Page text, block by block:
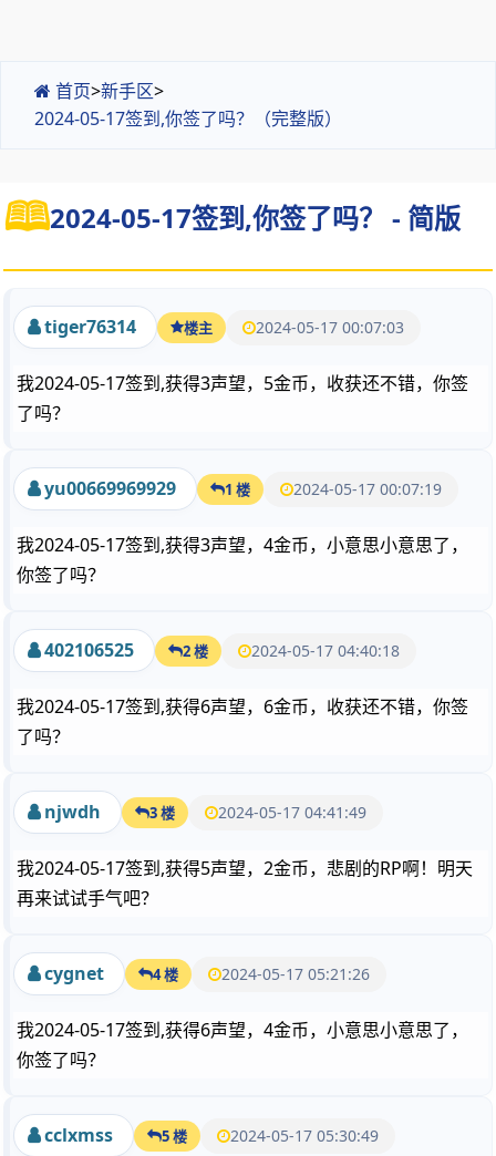
首页>新手区>
2024-05-17签到,你签了吗？（完整版）
2024-05-17签到,你签了吗？ - 简版
tiger76314 楼主 2024-05-17 00:07:03
我2024-05-17签到,获得3声望，5金币，收获还不错，你签
了吗？
yu00669969929 1 楼 2024-05-17 00:07:19
我2024-05-17签到,获得3声望，4金币，小意思小意思了，
你签了吗？
402106525 2 楼 2024-05-17 04:40:18
我2024-05-17签到,获得6声望，6金币，收获还不错，你签
了吗？
njwdh 3 楼 2024-05-17 04:41:49
我2024-05-17签到,获得5声望，2金币，悲剧的RP啊！明天
再来试试手气吧？
cygnet 4 楼 2024-05-17 05:21:26
我2024-05-17签到,获得6声望，4金币，小意思小意思了，
你签了吗？
cclxmss 5 楼 2024-05-17 05:30:49